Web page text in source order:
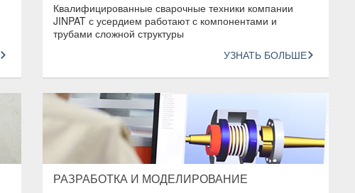
Квалифицированные сварочные техники компании
JINPAT с усердием работают с компонентами и
трубами сложной структуры
УЗНАТЬ БОЛЬШЕ
РАЗРАБОТКА И МОДЕЛИРОВАНИЕ